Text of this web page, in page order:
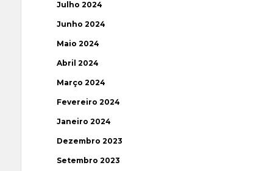
Julho 2024
Junho 2024
Maio 2024
Abril 2024
Março 2024
Fevereiro 2024
Janeiro 2024
Dezembro 2023
Setembro 2023